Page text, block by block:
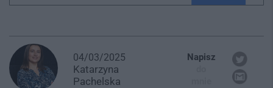
04/03/2025
Katarzyna
Pachelska
Napisz